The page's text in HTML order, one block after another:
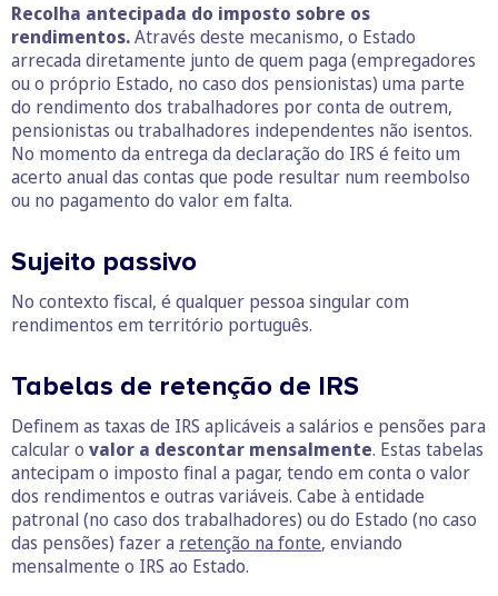
Recolha antecipada do imposto sobre os
rendimentos.Através deste mecanismo, o Estado
arrecada diretamente junto de quem paga (empregadores
ou o próprio Estado, no caso dos pensionistas) uma parte
do rendimento dos trabalhadores por conta de outrem,
pensionistas ou trabalhadores independentes não isentos.
No momento da entrega da declaração do IRS é feito um
acerto anual das contas que pode resultar num reembolso
ou no pagamento do valor em falta.
Sujeito passivo
No contexto fiscal, é qualquer pessoa singular com
rendimentos em território português.
Tabelas de retenção de IRS
Definem as taxas de IRS aplicáveis a salários e pensões para
calcular o valor a descontar mensalmente. Estas tabelas
antecipam o imposto final a pagar, tendo em conta o valor
dos rendimentos e outras variáveis. Cabe à entidade
patronal (no caso dos trabalhadores) ou do Estado (no caso
das pensões) fazer a retenção na fonte, enviando
mensalmente o IRS ao Estado.